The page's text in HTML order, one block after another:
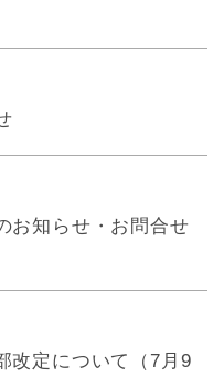
お知らせ・お問合せ
改定について（7月9